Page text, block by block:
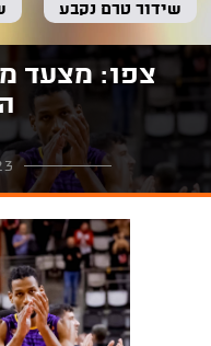
שידור טרם נקבע
צפו: מצעד